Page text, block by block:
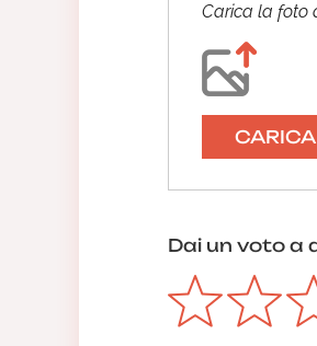
Carica la foto
CARICA
Dai un voto a